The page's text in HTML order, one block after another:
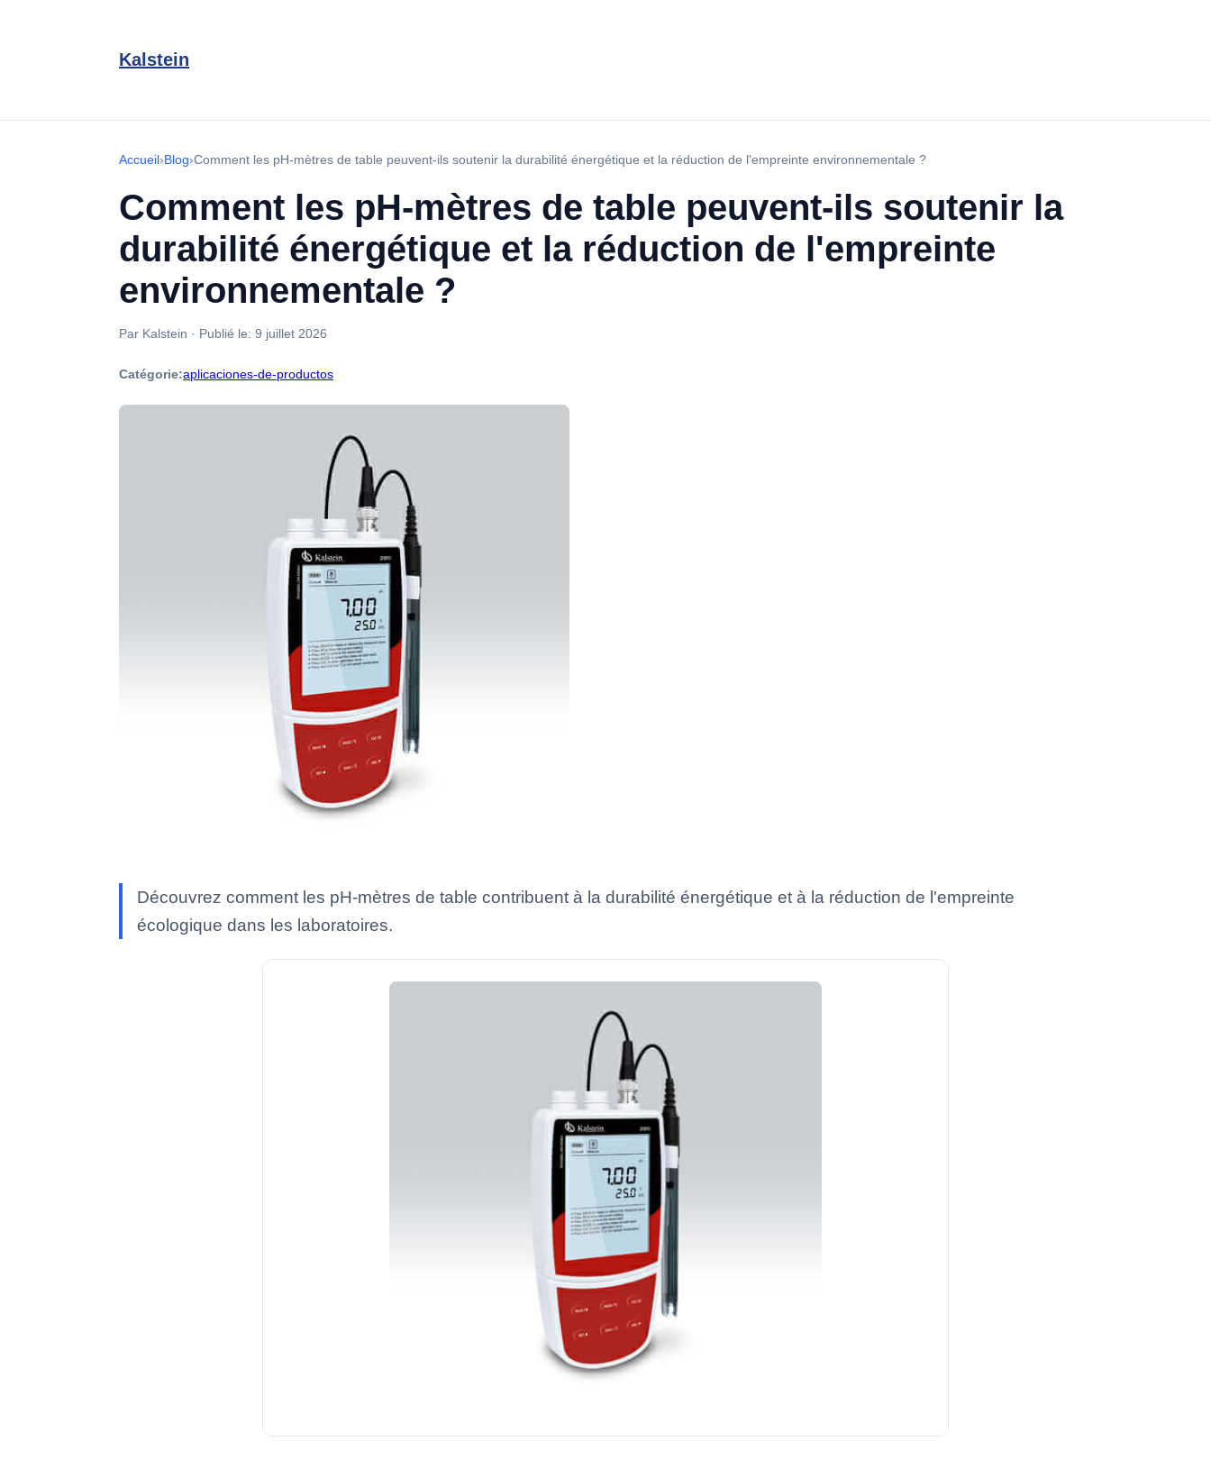
Kalstein
Accueil›Blog›Comment les pH-mètres de table peuvent-ils soutenir la durabilité énergétique et la réduction de l'empreinte environnementale ?
Comment les pH-mètres de table peuvent-ils soutenir la
durabilité énergétique et la réduction de l'empreinte
environnementale ?
Par Kalstein · Publié le: 9 juillet 2026
Catégorie:aplicaciones-de-productos
Découvrez comment les pH-mètres de table contribuent à la durabilité énergétique et à la réduction de l'empreinte
écologique dans les laboratoires.